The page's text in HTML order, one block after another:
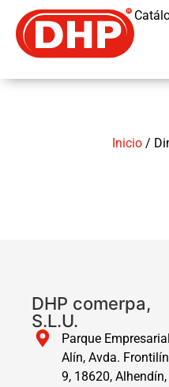
Inicio /
DHP comerpa,
S.L.U.
Parque Empresarial
Alín, Avda. Frontilín
9, 18620, Alhendín,